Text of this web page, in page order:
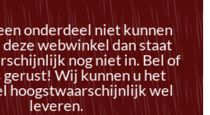
onderdeel niet kunnen
webwinkel dan staat
nog niet in. Bel of
gerust! Wij kunnen u het
hoogstwaarschijnlijk wel
leveren.